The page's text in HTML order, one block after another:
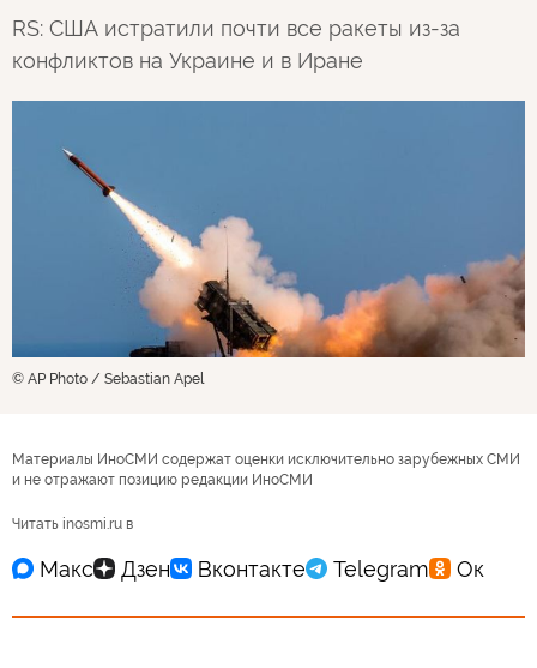
RS: США истратили почти все ракеты из-за
конфликтов на Украине и в Иране
© AP Photo / Sebastian Apel
Материалы ИноСМИ содержат оценки исключительно зарубежных СМИ
и не отражают позицию редакции ИноСМИ
Читать inosmi.ru в